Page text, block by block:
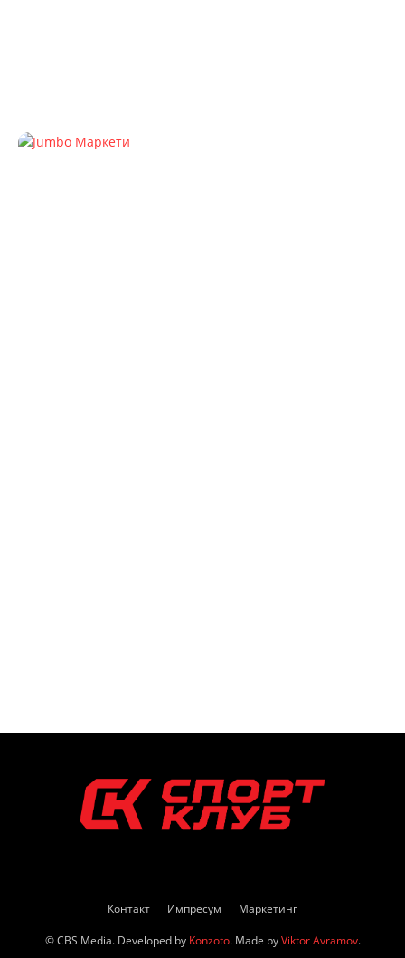
Контакт Импресум Маркетинг
© CBS Media. Developed by Konzoto. Made byViktor Avramov.